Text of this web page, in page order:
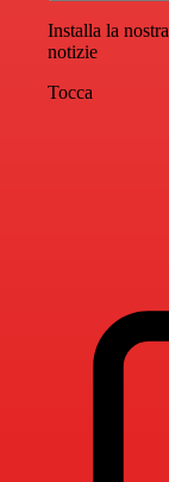
Installa la
notizie
Tocca